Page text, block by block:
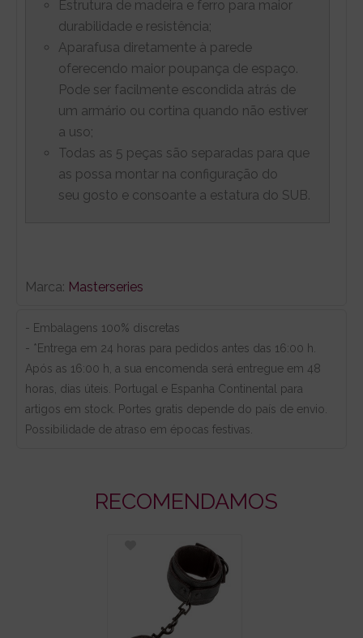
Estrutura de madeira e ferro para maior
durabilidade e resistência;
Aparafusa diretamente à parede
oferecendo maior poupança de espaço.
Pode ser facilmente escondida atrás de
um armário ou cortina quando não estiver
a uso;
Todas as 5 peças são separadas para que
as possa montar na configuração do
seu gosto e consoante a estatura do SUB.
Marca: Masterseries
- Embalagens 100% discretas
- *Entrega em 24 horas para pedidos antes das 16:00 h.
Após as 16:00 h, a sua encomenda será entregue em 48
horas, dias úteis. Portugal e Espanha Continental para
artigos em stock. Portes gratis depende do país de envio.
Possibilidade de atraso em épocas festivas.
RECOMENDAMOS